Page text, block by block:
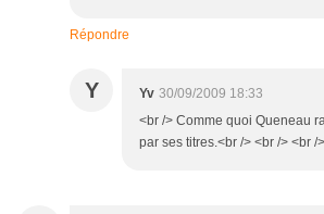
Répondre
Y Yv 30/09/2009 18:33
<br /> Comme quoi Queneau
par ses titres.<br /> <br /> <br />